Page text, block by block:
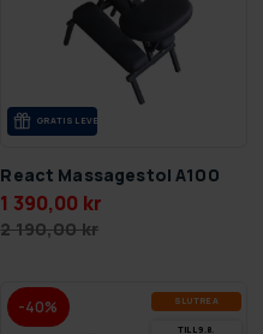
GRA­TIS LE­VE­RANS
React Massagestol A100
1 390,00 kr
2 190,00 kr
-40% SLUT­REA
TILL 9.8.